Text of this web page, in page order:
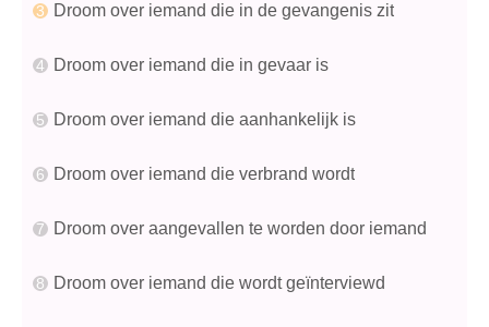
Droom over iemand die in de gevangenis zit
Droom over iemand die in gevaar is
Droom over iemand die aanhankelijk is
Droom over iemand die verbrand wordt
Droom over aangevallen te worden door iemand
Droom over iemand die wordt geïnterviewd